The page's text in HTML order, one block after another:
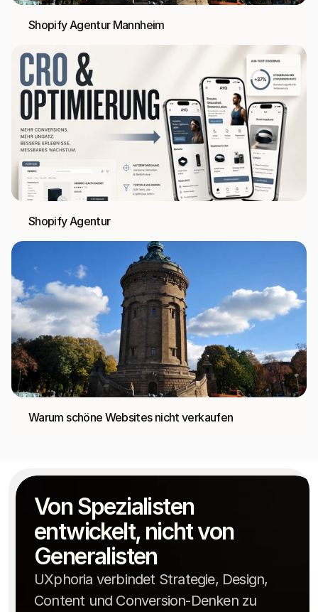
Shopify Agentur Mannheim
Shopify Agentur
Warum schöne Websites nicht verkaufen
Von Spezialisten
entwickelt, nicht von
Generalisten
UXphoria verbindet Strategie, Design,
Content und Conversion-Denken zu